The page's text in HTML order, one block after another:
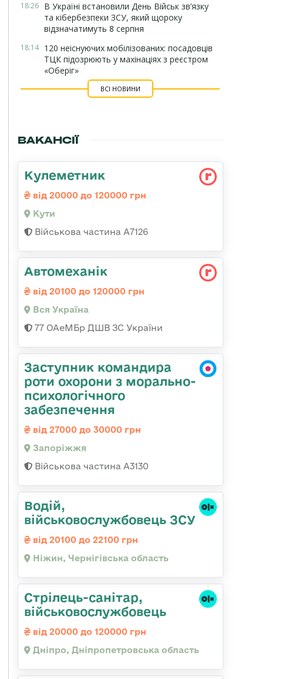
18:26 В Україні встановили День Військ зв’язку
та кібербезпеки ЗСУ, який щороку
відзначатимуть 8 серпня
18:14 120 неіснуючих мобілізованих: посадовців
ТЦК підозрюють у махінаціях з реєстром
«Оберіг»
ВСІ НОВИНИ
ВАКАНСІЇ
Кулеметник
від 20000 до 120000 грн
Кути
Військова частина А7126
Автомеханік
від 20100 до 120000 грн
Вся Україна
77 ОАеМБр ДШВ ЗС України
Заступник командира
роти охорони з морально-
психологічного
забезпечення
від 27000 до 30000 грн
Запоріжжя
Військова частина А3130
Водій,
військовослужбовець ЗСУ
від 20100 до 22100 грн
Ніжин, Чернігівська область
Стрілець-санітар,
військовослужбовець
від 20000 до 120000 грн
Дніпро, Дніпропетровська область